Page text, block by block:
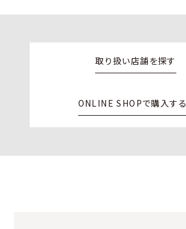
取り扱い店舗を探す
ONLINE SHOPで購入する